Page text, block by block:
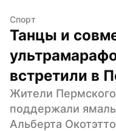
Спорт
Танцы и
встретили в
Жители
поддержали
Альберта